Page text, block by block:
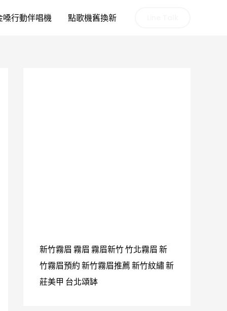
嗓行動伴唱機 點歌機舊換新
新竹霧眉 霧眉 霧眉新竹竹北霧眉 新
竹霧眉預約 新竹霧眉推薦 新竹紋繡新
莊美甲 台北頌缽